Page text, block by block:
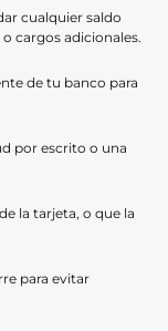
cualquier saldo
cargos adicionales.
de tu banco para
por escrito o una
la tarjeta, o que la
para evitar